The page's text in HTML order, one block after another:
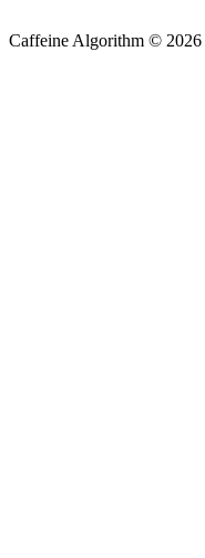
Caffeine Algorithm © 2026